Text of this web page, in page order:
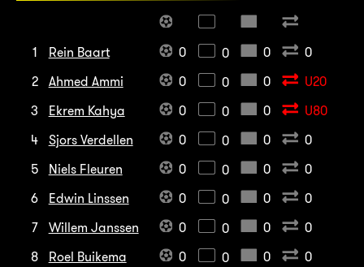
1 Rein Baart 0 0 0
0
2
Ahmed Ammi 0 0 0
U20
3
Ekrem Kahya 0 0 0
U80
4
Sjors Verdellen 0 0 0
0
5
Niels Fleuren 0 0 0
0
6
Edwin Linssen 0 0 0
0
7
Willem Janssen 0 0 0
0
8
Roel Buikema 0 0 0
0